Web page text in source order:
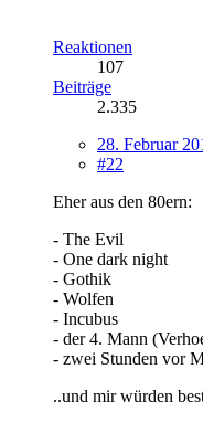
Reaktionen
107
Beiträge
2.335
28. Februar
#22
Eher aus den 80ern:
- The Evil
- One dark night
- Gothik
- Wolfen
- Incubus
- der 4. Mann
- zwei Stunden vor
..und mir würden